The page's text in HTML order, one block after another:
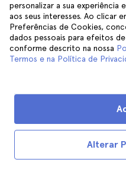
New York Burger,
carnívoros. A sua
cozedura com
Se não lhe
Materia Prima, um
mercado a
personalizar a sua experiência
aos seus interesses. Ao clicar
Preferências de Cookies,
dados pessoais para efeitos
conforme descrito na nossa
Termos e na Política de
Alterar